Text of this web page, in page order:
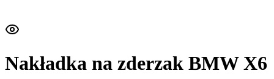
Nakładka na zderzak BMW X6